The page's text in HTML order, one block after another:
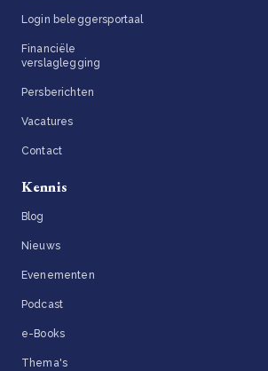
Login beleggersportaal
Financiële
verslaglegging
Persberichten
Vacatures
Contact
Kennis
Blog
Nieuws
Evenementen
Podcast
e-Books
Thema's